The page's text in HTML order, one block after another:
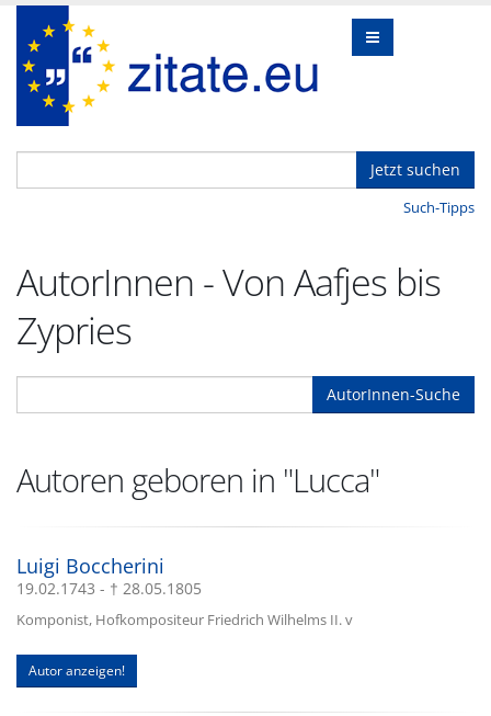
Jetzt suchen
Such-Tipps
AutorInnen - Von Aafjes bis
Zypries
AutorInnen-Suche
Autoren geboren in "Lucca"
Luigi Boccherini
19.02.1743 - † 28.05.1805
Komponist, Hofkompositeur Friedrich Wilhelms II. v
Autor anzeigen!